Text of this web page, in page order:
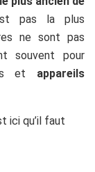
pas la plus
ne sont pas
souvent pour
et appareils
ici qu’il faut